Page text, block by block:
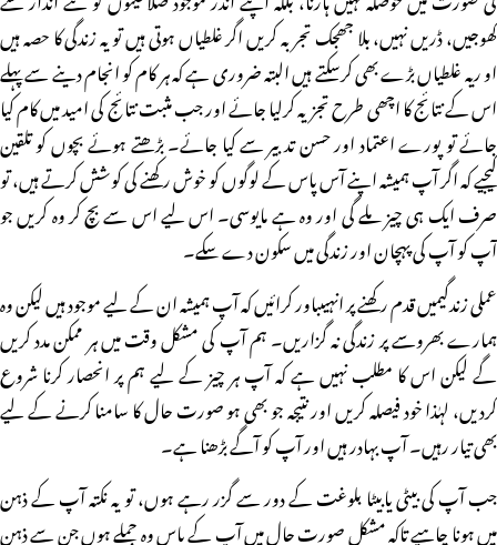
کھوجیں، ڈریں نہیں، بلا جھجک تجربہ کریں اگر غلطیاں ہوتی ہیں تو یہ زندگی کا حصہ ہیں
او ریہ غلطیاں بڑے بھی کرسکتے ہیں البتہ ضروری ہے کہ ہر کام کو انجام دینے سے پہلے
اس کے نتائج کا اچھی طرح تجزیہ کرلیا جائے اور جب مثبت نتائج کی امید میں کام کیا
جائے تو پورے اعتماد اور حسن تدبیر سے کیا جائے۔ بڑھتے ہوئے بچوں کو تلقین
کیجیے کہ اگر آپ ہمیشہ اپنے آس پاس کے لوگوں کو خوش رکھنے کی کوشش کرتے ہیں، تو
صرف ایک ہی چیز ملے گی اور وہ ہے مایوسی۔ اس لیے اس سے بچ کر وہ کریں جو
آپ کو آپ کی پہچان اور زندگی میں سکون دے سکے۔
عملی زندگیمیں قدم رکھنے پر انہیںباور کرائیں کہ آپ ہمیشہ ان کے لیے موجود ہیں لیکن وہ
ہمارے بھروسے پر زندگی نہ گزاریں۔ ہم آپ کی مشکل وقت میں ہر ممکن مدد کریں
گے لیکن اس کا مطلب نہیں ہے کہ آپ ہر چیز کے لیے ہم پر انحصار کرنا شروع
کردیں، لہٰذا خود فیصلہ کریں اور نتیجہ جو بھی ہو صورت حال کا سامنا کرنے کے لیے
بھی تیار رہیں۔ آپ بہادر ہیں اور آپ کو آگے بڑھنا ہے۔
جب آپ کی بیٹی یابیٹا بلوغت کے دور سے گزر رہے ہوں، تو یہ نکتہ آپ کے ذہن
میں ہونا چاہیے تاکہ مشکل صورت حال میں آپ کے پاس وہ جملے ہوں جن سے ذہن